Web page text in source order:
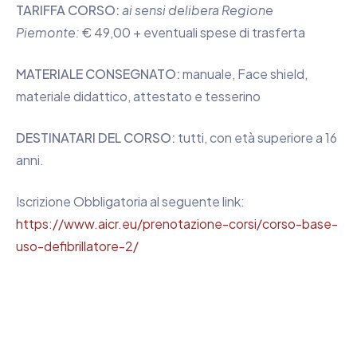
TARIFFA CORSO:ai sensi delibera Regione
Piemonte:€ 49,00 + eventuali spese di trasferta
MATERIALE CONSEGNATO:manuale, Face shield,
materiale didattico, attestato e tesserino
DESTINATARI DEL CORSO: tutti, con età superiore a 16
anni.
Iscrizione Obbligatoria al seguente link:
https://www.aicr.eu/prenotazione-corsi/corso-base-
uso-defibrillatore-2/